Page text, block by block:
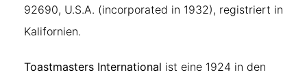
92690, U.S.A. (incorporated in 1932), registriert in
Kalifornien.
Toastmasters International ist eine 1924 in den